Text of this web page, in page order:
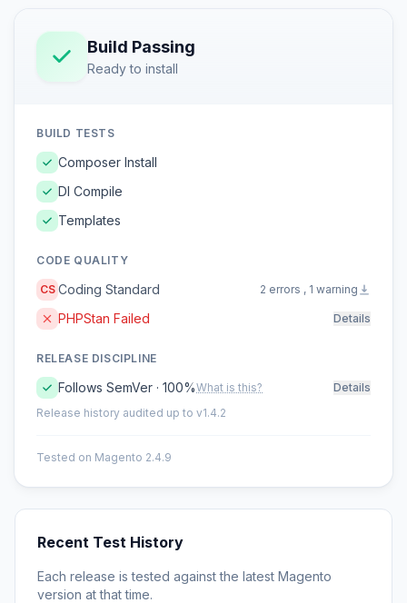
Build Passing
Ready to install
BUILD TESTS
Composer Install
DI Compile
Templates
CODE QUALITY
CS Coding Standard 2 errors , 1 warning
PHPStan Failed Details
RELEASE DISCIPLINE
Follows SemVer · 100%What is this?
Details
Release history audited up to v1.4.2
Tested on Magento 2.4.9
Recent Test History
Each release is tested against the latest Magento
version at that time.